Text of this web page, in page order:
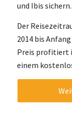
und Ibis sichern.
Der
2014 bis
Preis profitiert
einem